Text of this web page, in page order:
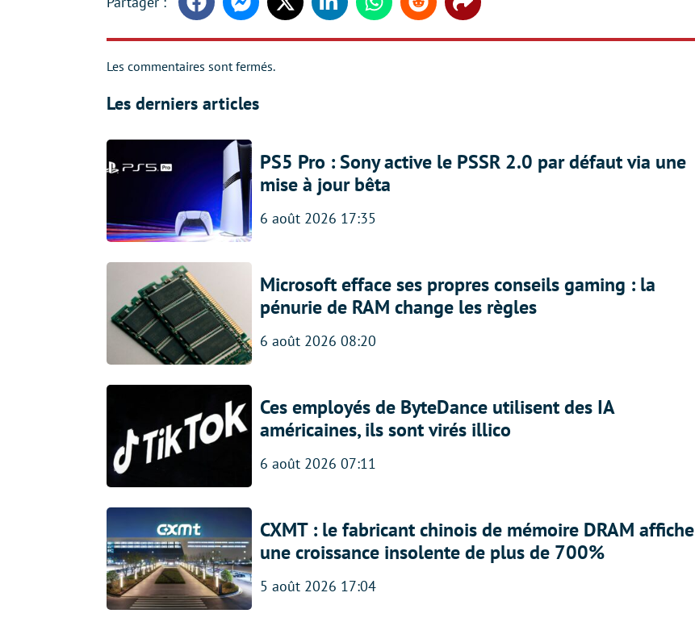
FacebookMessengerTwitter LinkedinWhatsappReddit Share
Les commentaires sont fermés.
Les derniers articles
PS5 Pro : Sony active le PSSR 2.0 par défaut via une
mise à jour bêta
6 août 2026 17:35
Microsoft efface ses propres conseils gaming : la
pénurie de RAM change les règles
6 août 2026 08:20
Ces employés de ByteDance utilisent des IA
américaines, ils sont virés illico
6 août 2026 07:11
CXMT : le fabricant chinois de mémoire DRAM affiche
une croissance insolente de plus de 700%
5 août 2026 17:04